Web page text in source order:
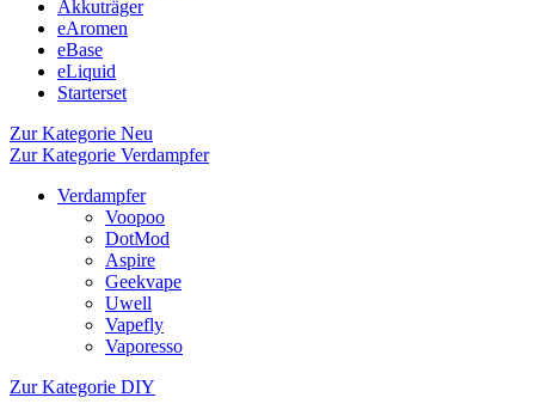
Akkuträger
eAromen
eBase
eLiquid
Starterset
Zur Kategorie Neu
Zur Kategorie Verdampfer
Verdampfer
Voopoo
DotMod
Aspire
Geekvape
Uwell
Vapefly
Vaporesso
Zur Kategorie DIY